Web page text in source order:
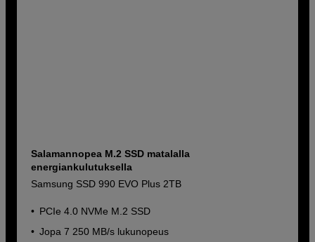
Salamannopea M.2 SSD matalalla
energiankulutuksella
Samsung SSD 990 EVO Plus 2TB
PCIe 4.0 NVMe M.2 SSD
Jopa 7 250 MB/s lukunopeus